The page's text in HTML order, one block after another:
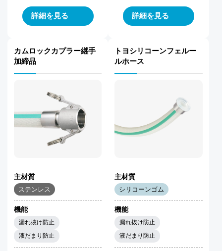
詳細を見る 詳細を見る
カムロックカプラー継手
加締品
主材質
ステンレス
機能
漏れ抜け防止
液だまり防止
トヨシリコーンフェルー
ルホース
主材質
シリコーンゴム
機能
漏れ抜け防止
液だまり防止